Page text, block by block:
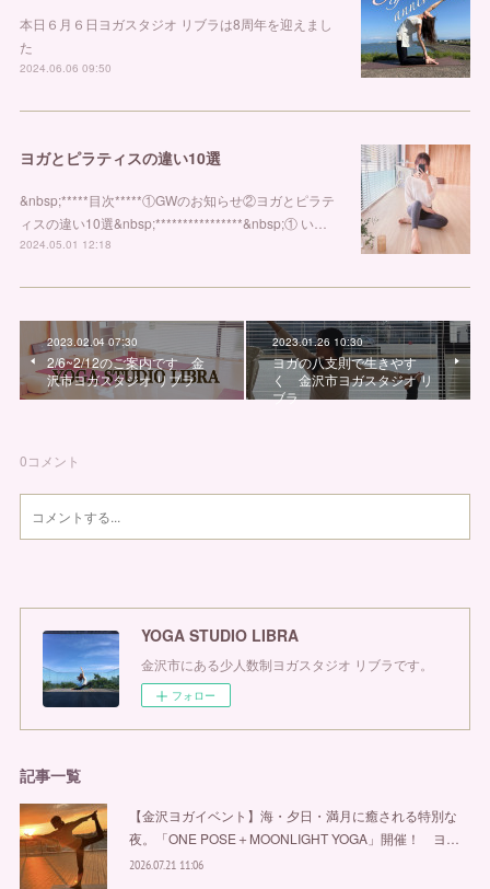
⁡⁡本日６月６日ヨガスタジオ リブラは8周年を迎えまし
た
2024.06.06 09:50
ヨガとピラティスの違い10選
&nbsp;*****目次*****①GWのお知らせ②ヨガとピラテ
ィスの違い10選&nbsp;****************&nbsp;① い…
2024.05.01 12:18
2023.02.04 07:30
2/6~2/12のご案内です 金
沢市ヨガスタジオ リブラ
2023.01.26 10:30
ヨガの八支則で生きやす
く 金沢市ヨガスタジオ リ
ブラ
0コメント
YOGA STUDIO LIBRA
金沢市にある少人数制ヨガスタジオ リブラです。
フォロー
記事一覧
【金沢ヨガイベント】海・夕日・満月に癒される特別な
夜。「ONE POSE＋MOONLIGHT YOGA」開催！ ヨ…
2026.07.21 11:06